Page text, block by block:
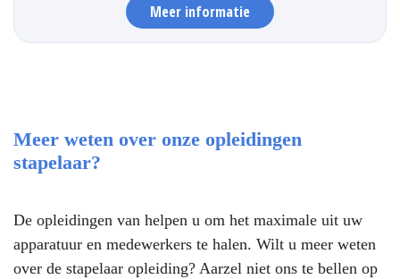
Meer informatie
Meer weten over onze opleidingen
stapelaar?
De opleidingen van helpen u om het maximale uit uw
apparatuur en medewerkers te halen. Wilt u meer weten
over de stapelaar opleiding? Aarzel niet ons te bellen op